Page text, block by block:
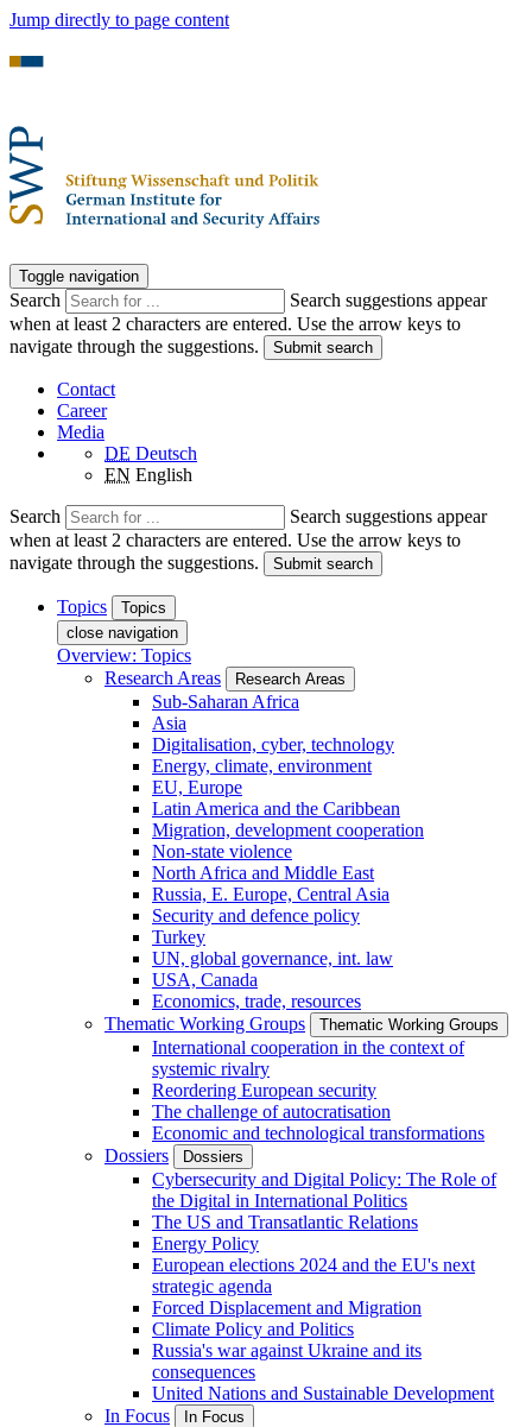
Jump directly to page content
Toggle navigation
Search
Search suggestions appear
when at least 2 characters are entered. Use the arrow keys to
navigate through the suggestions.
Submit search
Contact
Career
Media
DE Deutsch
EN English
Search
Search suggestions appear
when at least 2 characters are entered. Use the arrow keys to
navigate through the suggestions.
Submit search
Topics
Topics
close navigation
Overview: Topics
Research Areas
Research Areas
Sub-Saharan Africa
Asia
Digitalisation, cyber, technology
Energy, climate, environment
EU, Europe
Latin America and the Caribbean
Migration, development cooperation
Non-state violence
North Africa and Middle East
Russia, E. Europe, Central Asia
Security and defence policy
Turkey
UN, global governance, int. law
USA, Canada
Economics, trade, resources
Thematic Working Groups
Thematic Working Groups
International cooperation in the context of
systemic rivalry
Reordering European security
The challenge of autocratisation
Economic and technological transformations
Dossiers
Dossiers
Cybersecurity and Digital Policy: The Role of
the Digital in International Politics
The US and Transatlantic Relations
Energy Policy
European elections 2024 and the EU's next
strategic agenda
Forced Displacement and Migration
Climate Policy and Politics
Russia's war against Ukraine and its
consequences
United Nations and Sustainable Development
In Focus
In Focus